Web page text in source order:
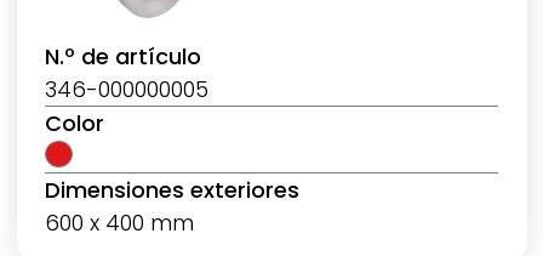
N.º de artículo
346-000000005
Color
Dimensiones exteriores
600 x 400 mm